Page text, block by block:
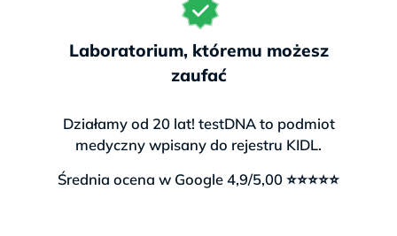
Laboratorium, któremu możesz
zaufać
Działamy od 20 lat! testDNA to podmiot
medyczny wpisany do rejestru KIDL.
Średnia ocena w Google 4,9/5,00 ⭐⭐⭐⭐⭐